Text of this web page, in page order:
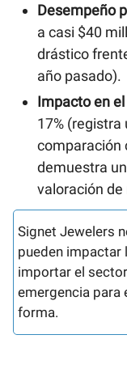
Desempeño
a casi $40
drástico
año pasado).
Impacto en
17% (registra
comparación
demuestra
valoración de
Signet Jewelers
pueden impactar
importar el
emergencia para
forma.